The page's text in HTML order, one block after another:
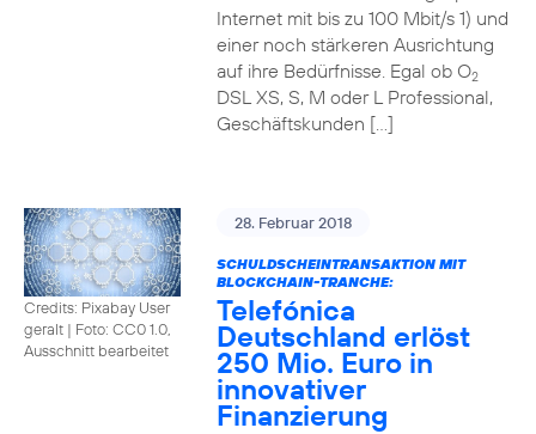
Internet mit bis zu 100 Mbit/s 1) und
einer noch stärkeren Ausrichtung
auf ihre Bedürfnisse. Egal ob O2
DSL XS, S, M oder L Professional,
Geschäftskunden […]
Credits: Pixabay User
geralt | Foto: CC0 1.0,
Ausschnitt bearbeitet
28. Februar 2018
SCHULDSCHEINTRANSAKTION MIT
BLOCKCHAIN-TRANCHE:
Telefónica
Deutschland erlöst
250 Mio. Euro in
innovativer
Finanzierung